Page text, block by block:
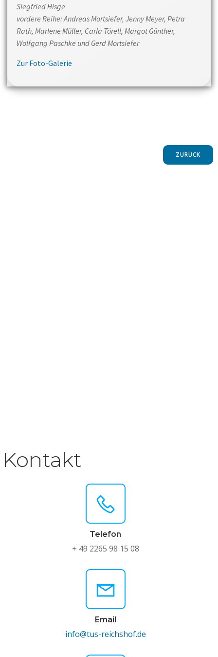
Siegfried Hisge
vordere Reihe: Andreas Mortsiefer, Jenny Meyer, Petra
Rath, Marlene Müller, Carla Törell, Margot Günther,
Wolfgang Paschke und Gerd Mortsiefer
Zur Foto-Galerie
ZURÜCK
Kontakt
Telefon
+ 49 2265 98 15 08
Email
info@tus-reichshof.de